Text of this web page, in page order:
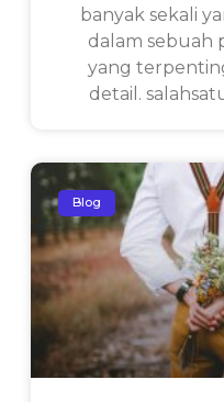
banyak sekali
dalam sebuah
yang
detail.
Blog